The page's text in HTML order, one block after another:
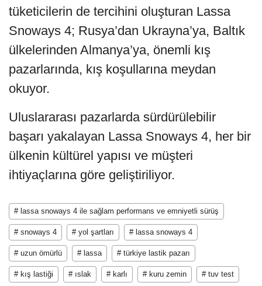
tüketicilerin de tercihini oluşturan Lassa
Snoways 4; Rusya’dan Ukrayna’ya, Baltık
ülkelerinden Almanya’ya, önemli kış
pazarlarında, kış koşullarına meydan
okuyor.
Uluslararası pazarlarda sürdürülebilir
başarı yakalayan Lassa Snoways 4, her bir
ülkenin kültürel yapısı ve müşteri
ihtiyaçlarına göre geliştiriliyor.
# lassa snoways 4 ile sağlam performans ve emniyetli sürüş
# snoways 4 # yol şartları # lassa snoways 4
# uzun ömürlü # lassa # türkiye lastik pazarı
# kış lastiği # ıslak # karlı # kuru zemin # tuv test